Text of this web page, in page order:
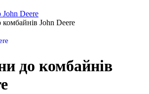
John Deere
John Deere
до комбайнів